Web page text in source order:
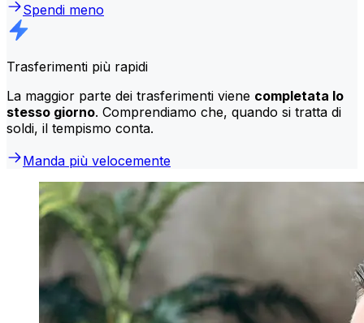
Spendi meno
Trasferimenti più rapidi
La maggior parte dei trasferimenti viene completata lo
stesso giorno. Comprendiamo che, quando si tratta di
soldi, il tempismo conta.
Manda più velocemente